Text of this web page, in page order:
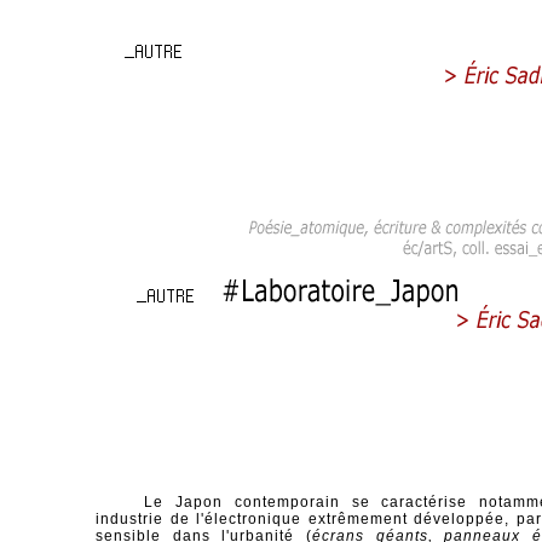
Le Japon contemporain se caractérise
industrie de l'électronique extrêmement développée,
sensible dans l'urbanité (écrans géants, panneaux